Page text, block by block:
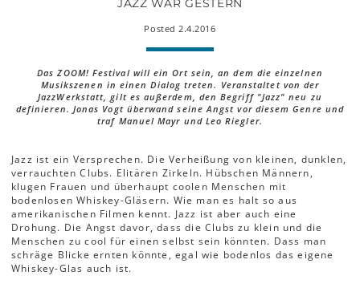
JAZZ WAR GESTERN
Posted 2.4.2016
Das ZOOM! Festival will ein Ort sein, an dem die einzelnen
Musikszenen in einen Dialog treten. Veranstaltet von der
JazzWerkstatt, gilt es außerdem, den Begriff "Jazz" neu zu
definieren. Jonas Vogt überwand seine Angst vor diesem Genre und
traf Manuel Mayr und Leo Riegler.
Jazz ist ein Versprechen. Die Verheißung von kleinen, dunklen,
verrauchten Clubs. Elitären Zirkeln. Hübschen Männern,
klugen Frauen und überhaupt coolen Menschen mit
bodenlosen Whiskey-Gläsern. Wie man es halt so aus
amerikanischen Filmen kennt. Jazz ist aber auch eine
Drohung. Die Angst davor, dass die Clubs zu klein und die
Menschen zu cool für einen selbst sein könnten. Dass man
schräge Blicke ernten könnte, egal wie bodenlos das eigene
Whiskey-Glas auch ist.